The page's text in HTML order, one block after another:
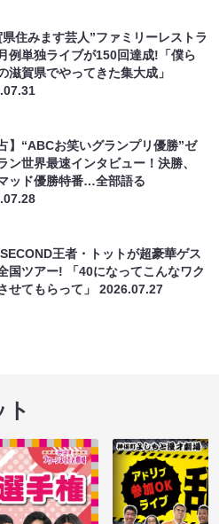
県住みます芸人”ファミリーレストラ
例単独ライブが150回達成!「僕ら
滋賀県でやってきた集大成」
占】“ABCお笑いグランプリ優勝”ゼ
ン世界最速インタビュー！決勝、
ッド優勝特番…全部語る
王者・トットが超豪華ゲス
国ツアー! 「40になってこんなワク
せてもらって」2026.07.27
ト